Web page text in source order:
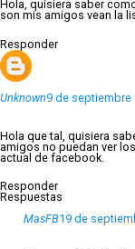
Hola, quisiera saber
son mis amigos vean la
Responder
Unknown9 de septiembre
Hola que tal, quisiera
amigos no puedan ver
actual de facebook.
Responder
Respuestas
MasFB19 de